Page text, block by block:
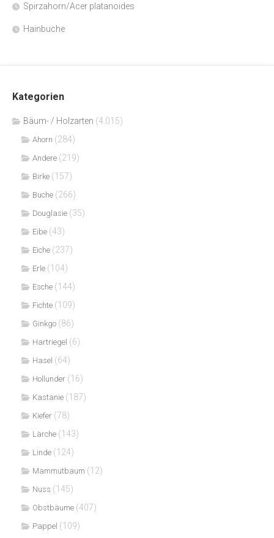
Spirzahorn/Acer platanoides
Hainbuche
Kategorien
Bäum- / Holzarten (4.015)
Ahorn (284)
Andere (219)
Birke (157)
Buche (266)
Douglasie (35)
Eibe (43)
Eiche (237)
Erle (104)
Esche (144)
Fichte (109)
Ginkgo (86)
Hartriegel (6)
Hasel (64)
Hollunder (16)
Kastanie (187)
Kiefer (78)
Lärche (143)
Linde (124)
Mammutbaum (12)
Nuss (145)
Obstbäume (407)
Pappel (109)